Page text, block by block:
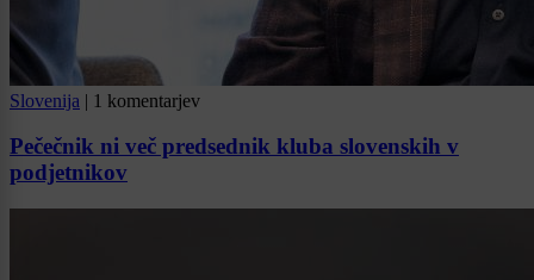
Slovenija | 1 komentarjev
Pečečnik ni več predsednik kluba slovenskih v
podjetnikov